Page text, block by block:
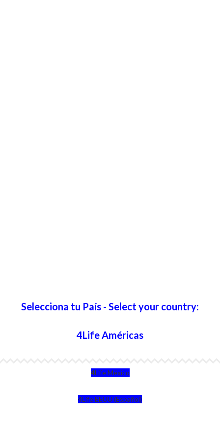
Selecciona tu País - Select your country:
4Life Américas
4Life México
4Life EEUU (Español)